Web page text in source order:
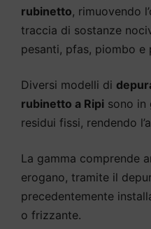
rubinetto, rimuovendo
traccia di sostanze
pesanti, pfas, piombo e
Diversi modelli di
rubinetto a Ripi sono in
residui fissi, rendendo
La gamma comprende
erogano, tramite il
precedentemente
o frizzante.